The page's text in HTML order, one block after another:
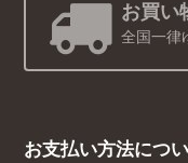
お買い
全国一律
お支払い方法につ